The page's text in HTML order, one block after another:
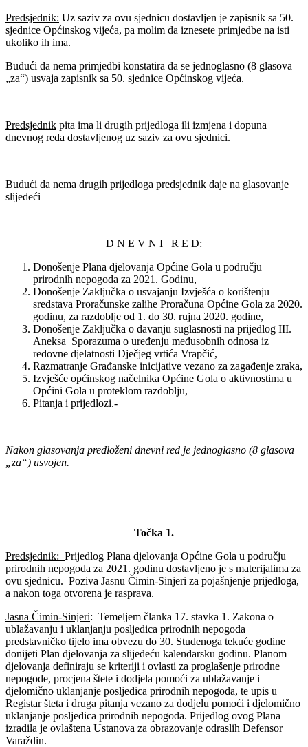
Predsjednik: Uz saziv za ovu sjednicu dostavljen je zapisnik sa 50.
sjednice Općinskog vijeća, pa molim da iznesete primjedbe na isti
ukoliko ih ima.
Budući da nema primjedbi konstatira da se jednoglasno (8 glasova
„za“) usvaja zapisnik sa 50. sjednice Općinskog vijeća.
Predsjednik pita ima li drugih prijedloga ili izmjena i dopuna
dnevnog reda dostavljenog uz saziv za ovu sjednici.
Budući da nema drugih prijedloga predsjednik daje na glasovanje
slijedeći
D N E V N I R E D:
Donošenje Plana djelovanja Općine Gola u području
prirodnih nepogoda za 2021. Godinu,
Donošenje Zaključka o usvajanju Izvješća o korištenju
sredstava Proračunske zalihe Proračuna Općine Gola za 2020.
godinu, za razdoblje od 1. do 30. rujna 2020. godine,
Donošenje Zaključka o davanju suglasnosti na prijedlog III.
Aneksa Sporazuma o uređenju međusobnih odnosa iz
redovne djelatnosti Dječjeg vrtića Vrapčić,
Razmatranje Građanske inicijative vezano za zagađenje zraka,
Izvješće općinskog načelnika Općine Gola o aktivnostima u
Općini Gola u proteklom razdoblju,
Pitanja i prijedlozi.-
Nakon glasovanja predloženi dnevni red je jednoglasno (8 glasova
„za“) usvojen.
Točka 1.
Predsjednik: Prijedlog Plana djelovanja Općine Gola u području
prirodnih nepogoda za 2021. godinu dostavljeno je s materijalima za
ovu sjednicu. Poziva Jasnu Čimin-Sinjeri za pojašnjenje prijedloga,
a nakon toga otvorena je rasprava.
Jasna Čimin-Sinjeri: Temeljem članka 17. stavka 1. Zakona o
ublažavanju i uklanjanju posljedica prirodnih nepogoda
predstavničko tijelo ima obvezu do 30. Studenoga tekuće godine
donijeti Plan djelovanja za slijedeću kalendarsku godinu. Planom
djelovanja definiraju se kriteriji i ovlasti za proglašenje prirodne
nepogode, procjena štete i dodjela pomoći za ublažavanje i
djelomično uklanjanje posljedica prirodnih nepogoda, te upis u
Registar šteta i druga pitanja vezano za dodjelu pomoći i djelomično
uklanjanje posljedica prirodnih nepogoda. Prijedlog ovog Plana
izradila je ovlaštena Ustanova za obrazovanje odraslih Defensor
Varaždin.